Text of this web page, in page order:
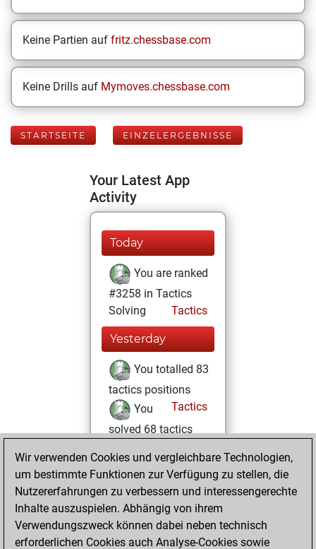
Keine Partien auf fritz.chessbase.com
Keine Drills auf Mymoves.chessbase.com
STARTSEITE EINZELERGEBNISSE
Your Latest App
Activity
Today
You are ranked
#3258 in Tactics
Solving
Tactics
Yesterday
You totalled 83
tactics positions
Tactics
You
solved 68 tactics
You achieved
an Elo of 2040 in
tactics positions
Samstag, August
Wir verwenden Cookies und vergleichbare Technologien,
um bestimmte Funktionen zur Verfügung zu stellen, die
Nutzererfahrungen zu verbessern und interessengerechte
Inhalte auszuspielen. Abhängig von ihrem
Verwendungszweck können dabei neben technisch
erforderlichen Cookies auch Analyse-Cookies sowie